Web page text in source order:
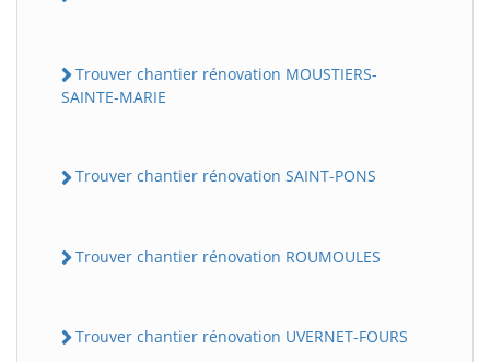
Trouver chantier rénovation MOUSTIERS-
SAINTE-MARIE
Trouver chantier rénovation SAINT-PONS
Trouver chantier rénovation ROUMOULES
Trouver chantier rénovation UVERNET-FOURS